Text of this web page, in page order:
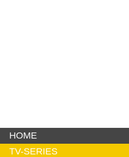
HOME
TV-SERIES